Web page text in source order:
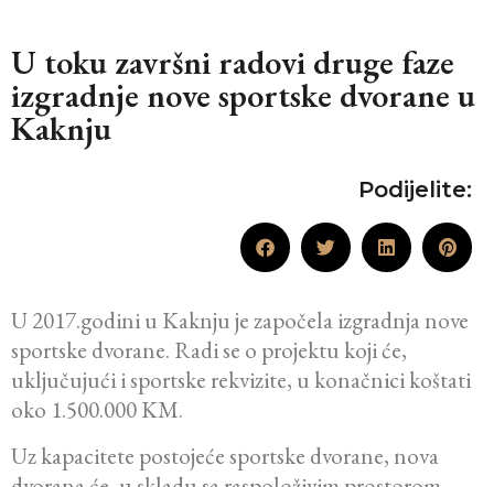
U toku završni radovi druge faze
izgradnje nove sportske dvorane u
Kaknju
Podijelite:
U 2017.godini u Kaknju je započela izgradnja nove
sportske dvorane. Radi se o projektu koji će,
uključujući i sportske rekvizite, u konačnici koštati
oko 1.500.000 KM.
Uz kapacitete postojeće sportske dvorane, nova